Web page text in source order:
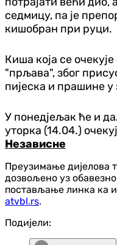
седмицу, па је
кишобран при руци.
Киша која се
"прљава", због
пијеска и прашине у
У понед‌јељак ће и
уторка (14.04.)
Независне
Преузимање дијелова
дозвољено уз
постављање линка ка
atvbl.rs.
Подијели: